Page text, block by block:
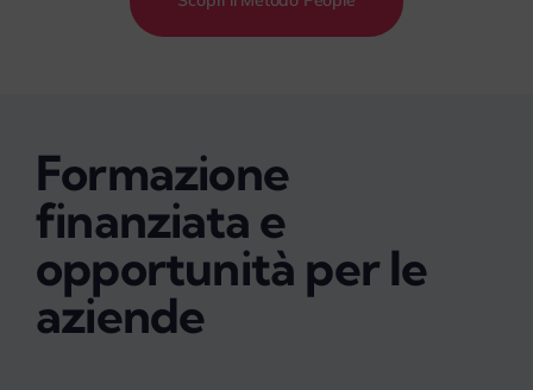
Formazione
finanziata e
opportunità per le
aziende